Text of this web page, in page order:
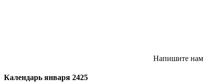
Напишите нам
Календарь января 2425